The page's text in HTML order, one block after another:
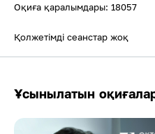
Оқиға қаралымдары: 18057
Қолжетімді сеанстар жоқ
Ұсынылатын